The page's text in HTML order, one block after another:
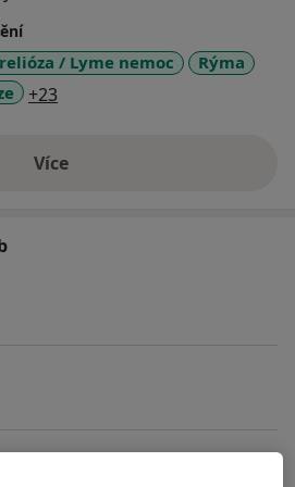
Těšíme se na Vás, naše
/ Lyme nemoc
Rýma
+23
Víceo zkušenostech